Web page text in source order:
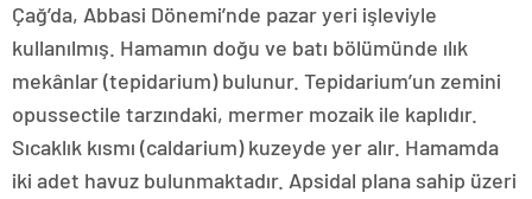
Çağ’da, Abbasi Dönemi’nde pazar yeri işleviyle
kullanılmış. Hamamın doğu ve batı bölümünde ılık
mekânlar (tepidarium) bulunur. Tepidarium’un zemini
opussectile tarzındaki, mermer mozaik ile kaplıdır.
Sıcaklık kısmı (caldarium) kuzeyde yer alır. Hamamda
iki adet havuz bulunmaktadır. Apsidal plana sahip üzeri